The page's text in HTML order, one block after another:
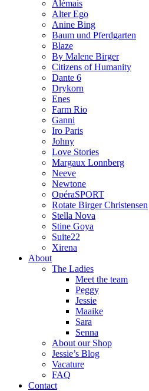
Alémais
Alter Ego
Anine Bing
Baum und Pferdgarten
Blaze
By Malene Birger
Citizens of Humanity
Dante 6
Drykorn
Enes
Farm Rio
Ganni
Iro Paris
Johny
Love Stories
Margaux Lonnberg
Neeve
Newtone
OpéraSPORT
Rotate Birger Christensen
Stella Nova
Stine Goya
Suite22
Xirena
About
The Ladies
Meet the team
Peggy
Jessie
Maaike
Sara
Senna
About our Shop
Jessie’s Blog
Vacature
FAQ
Contact